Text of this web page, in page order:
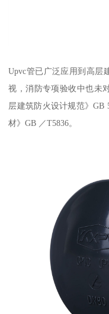
Upvc管已广泛应用到高层
视，消防专项验收中也未
层建筑防火设计规范》
材》GB ／T5836。